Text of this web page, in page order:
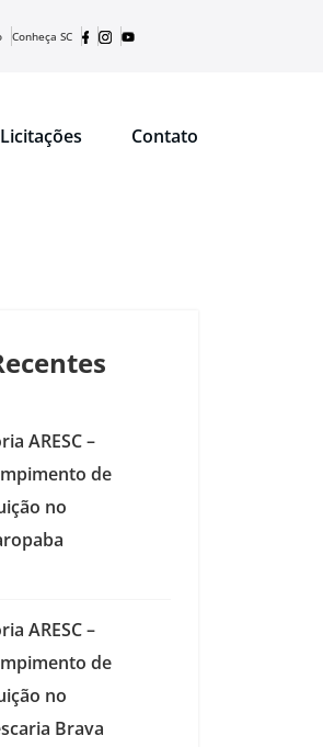
Conheça SC
Licitações Contato
ARESC –
de
no
ARESC –
de
no
Brava